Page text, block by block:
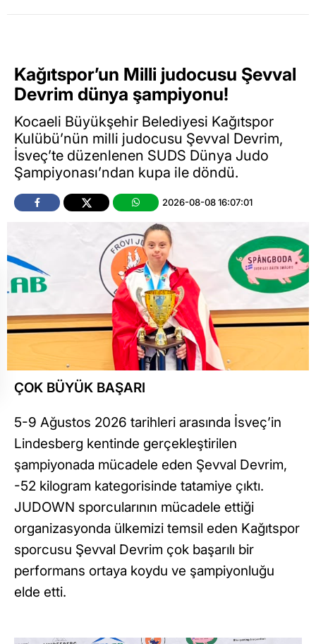
Kağıtspor’un Milli judocusu Şevval
Devrim dünya şampiyonu!
Kocaeli Büyükşehir Belediyesi Kağıtspor
Kulübü’nün milli judocusu Şevval Devrim,
İsveç’te düzenlenen SUDS Dünya Judo
Şampiyonası’ndan kupa ile döndü.
2026-08-08 16:07:01
ÇOK BÜYÜK BAŞARI
5-9 Ağustos 2026 tarihleri arasında İsveç’in
Lindesberg kentinde gerçekleştirilen
şampiyonada mücadele eden Şevval Devrim,
-52 kilogram kategorisinde tatamiye çıktı.
JUDOWN sporcularının mücadele ettiği
organizasyonda ülkemizi temsil eden Kağıtspor
sporcusu Şevval Devrim çok başarılı bir
performans ortaya koydu ve şampiyonluğu
elde etti.